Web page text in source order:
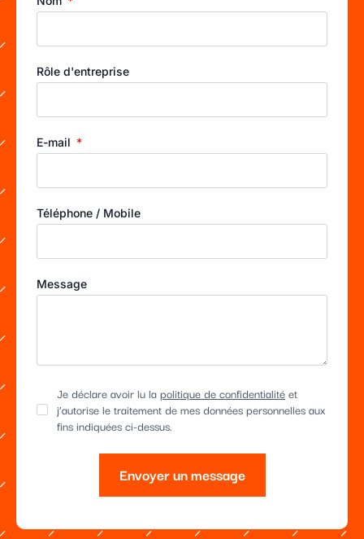
Rôle d'entreprise
E-mail
Téléphone / Mobile
Message
Je déclare avoir lu lapolitique de confidentialitéet
j’autorise le traitement de mes données personnelles aux
fins indiquées ci-dessus.
Envoyer un message